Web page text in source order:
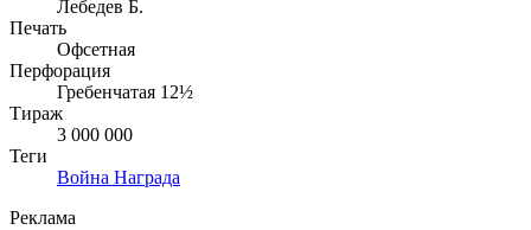
Лебедев Б.
Печать
Офсетная
Перфорация
Гребенчатая 12½
Тираж
3 000 000
Теги
Война Награда
Реклама